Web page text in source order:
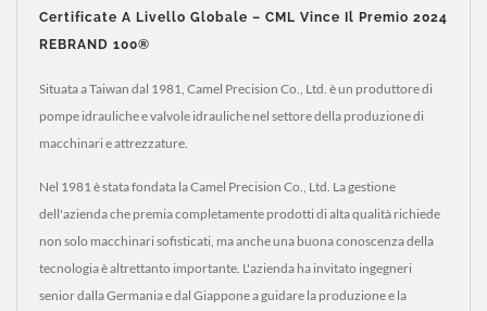
Certificate A Livello Globale – CML Vince Il Premio 2024
REBRAND 100®
Situata a Taiwan dal 1981, Camel Precision Co., Ltd. è un produttore di
pompe idrauliche e valvole idrauliche nel settore della produzione di
macchinari e attrezzature.
Nel 1981 è stata fondata la Camel Precision Co., Ltd. La gestione
dell'azienda che premia completamente prodotti di alta qualità richiede
non solo macchinari sofisticati, ma anche una buona conoscenza della
tecnologia è altrettanto importante. L'azienda ha invitato ingegneri
senior dalla Germania e dal Giappone a guidare la produzione e la